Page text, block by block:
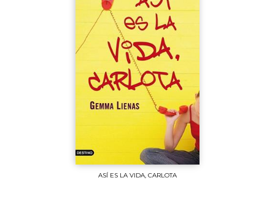
ASÍ ES LA VIDA, CARLOTA